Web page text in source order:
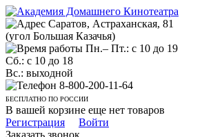
Саратов, Астраханская, 81
(угол Большая Казачья)
Пн.– Пт.: с 10 до 19
Сб.: с 10 до 18
Вс.: выходной
8-800-200-11-64
БЕСПЛАТНО ПО РОССИИ
В вашей корзине еще нет товаров
Регистрация
Войти
Заказать звонок